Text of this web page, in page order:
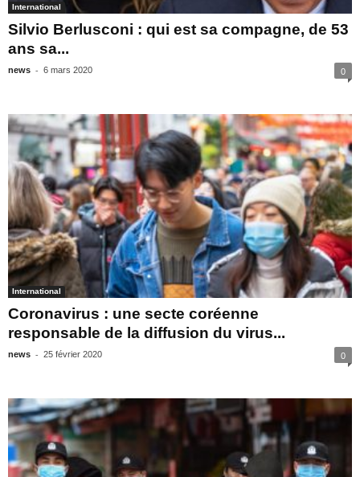
International
Silvio Berlusconi : qui est sa compagne, de 53
ans sa...
news - 6 mars 2020 0
International
Coronavirus : une secte coréenne
responsable de la diffusion du virus...
news - 25 février 2020 0